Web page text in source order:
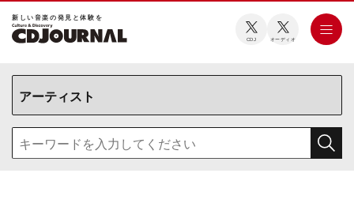
新しい⾳楽の発⾒と体験を
CDJ オーディオ